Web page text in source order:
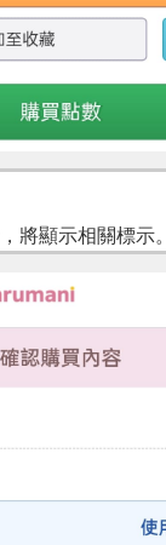
將顯示相關標示。